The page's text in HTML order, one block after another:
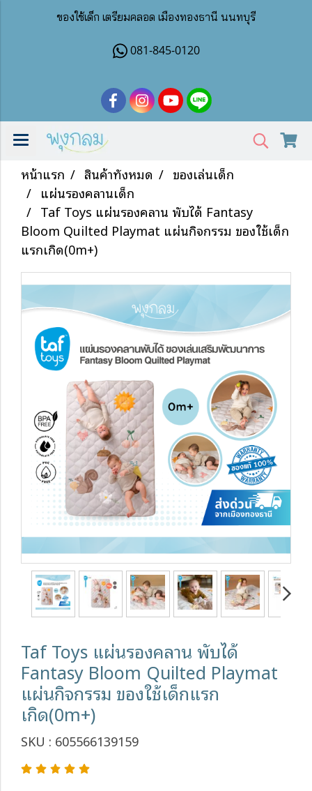
ของใช้เด็ก เตรียมคลอด เมืองทองธานี นนทบุรี
081-845-0120
หน้าแรก สินค้าทั้งหมด
ของเล่นเด็ก
แผ่นรองคลานเด็ก
Taf Toys แผ่นรองคลาน พับได้ Fantasy
Bloom Quilted Playmat แผ่นกิจกรรม ของใช้เด็ก
แรกเกิด(0m+)
Taf Toys แผ่นรองคลาน พับได้
Fantasy Bloom Quilted Playmat
แผ่นกิจกรรม ของใช้เด็กแรก
เกิด(0m+)
SKU : 605566139159